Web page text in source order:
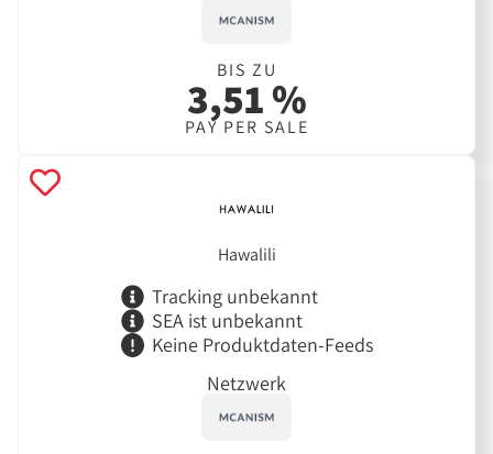
BIS ZU
3,51 %
PAY PER SALE
Hawalili
Tracking unbekannt
SEA ist unbekannt
Keine Produktdaten-Feeds
Netzwerk